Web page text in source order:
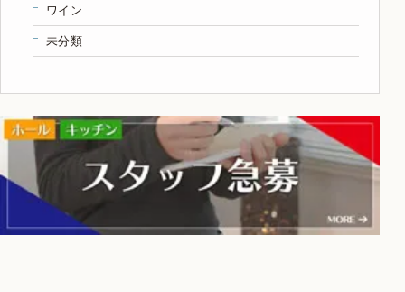
ワイン
未分類